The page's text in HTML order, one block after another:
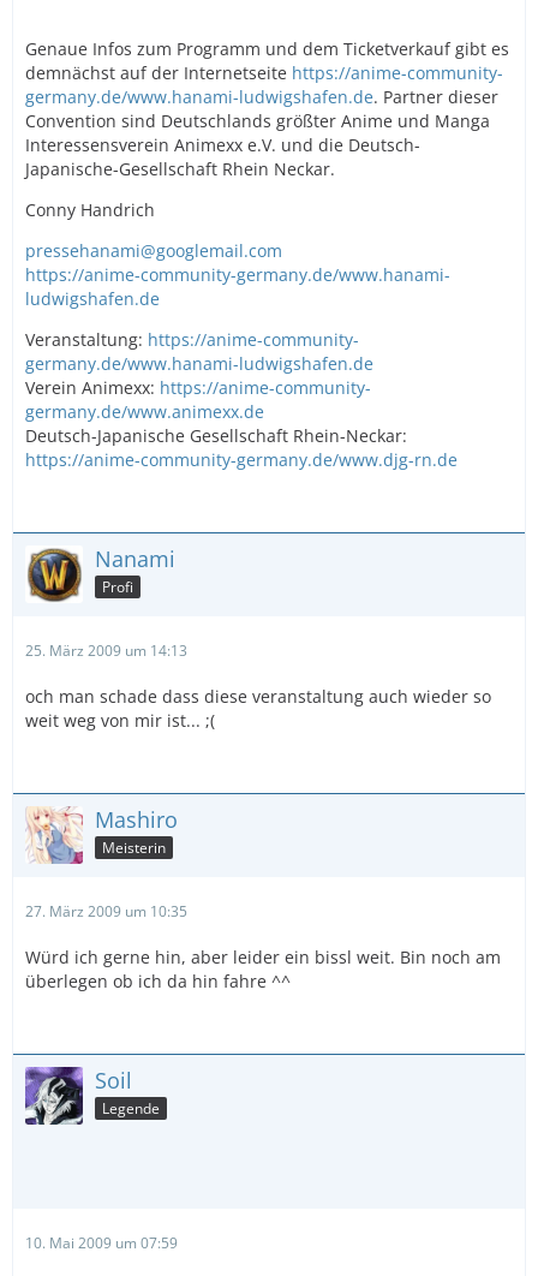
Genaue Infos zum Programm und dem Ticketverkauf gibt es
demnächst auf der Internetseite https://anime-community-
germany.de/www.hanami-ludwigshafen.de. Partner dieser
Convention sind Deutschlands größter Anime und Manga
Interessensverein Animexx e.V. und die Deutsch-
Japanische-Gesellschaft Rhein Neckar.
Conny Handrich
pressehanami@googlemail.com
https://anime-community-germany.de/www.hanami-
ludwigshafen.de
Veranstaltung: https://anime-community-
germany.de/www.hanami-ludwigshafen.de
Verein Animexx: https://anime-community-
germany.de/www.animexx.de
Deutsch-Japanische Gesellschaft Rhein-Neckar:
https://anime-community-germany.de/www.djg-rn.de
Nanami
Profi
25. März 2009 um 14:13
och man schade dass diese veranstaltung auch wieder so
weit weg von mir ist... ;(
Mashiro
Meisterin
27. März 2009 um 10:35
Würd ich gerne hin, aber leider ein bissl weit. Bin noch am
überlegen ob ich da hin fahre ^^
Soil
Legende
10. Mai 2009 um 07:59